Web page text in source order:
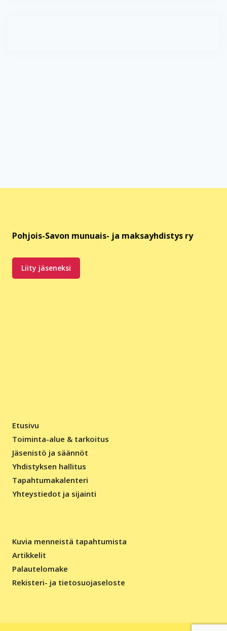
Pohjois-Savon munuais- ja maksayhdistys ry
Liity jäseneksi
Etusivu
Toiminta-alue & tarkoitus
Jäsenistö ja säännöt
Yhdistyksen hallitus
Tapahtumakalenteri
Yhteystiedot ja sijainti
Kuvia menneistä tapahtumista
Artikkelit
Palautelomake
Rekisteri- ja tietosuojaseloste